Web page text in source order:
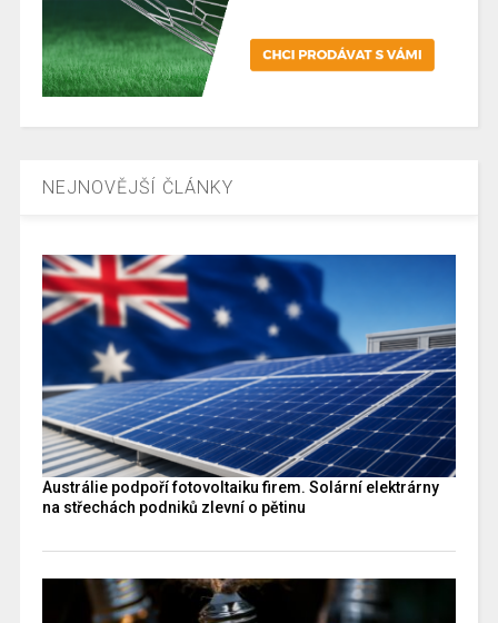
NEJNOVĚJŠÍ ČLÁNKY
Austrálie podpoří fotovoltaiku firem. Solární elektrárny
na střechách podniků zlevní o pětinu